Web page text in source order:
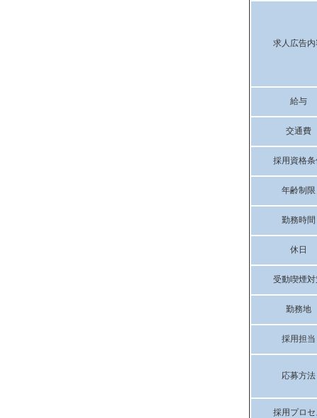
求人広告内
給与
交通費
採用資格条
年齢制限
勤務時間
休日
受動喫煙対
勤務地
採用担当
応募方法
採用プロセ